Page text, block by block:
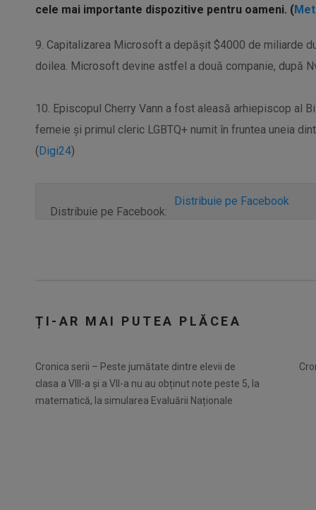
cele mai importante dispozitive pentru oameni. (
9. Capitalizarea Microsoft a depășit $4000 de miliarde
doilea. Microsoft devine astfel a două companie, după
10. Episcopul Cherry Vann a fost aleasă arhiepiscop al
femeie și primul cleric LGBTQ+ numit în fruntea uneia
(Digi24)
Distribuie pe Facebook:
Distribuie pe Facebook
ȚI-AR MAI PUTEA PLĂCEA
Cronica serii – Peste jumătate dintre elevii de
clasa a VIII-a și a VII-a nu au obținut note peste 5, la
matematică, la simularea Evaluării Naționale